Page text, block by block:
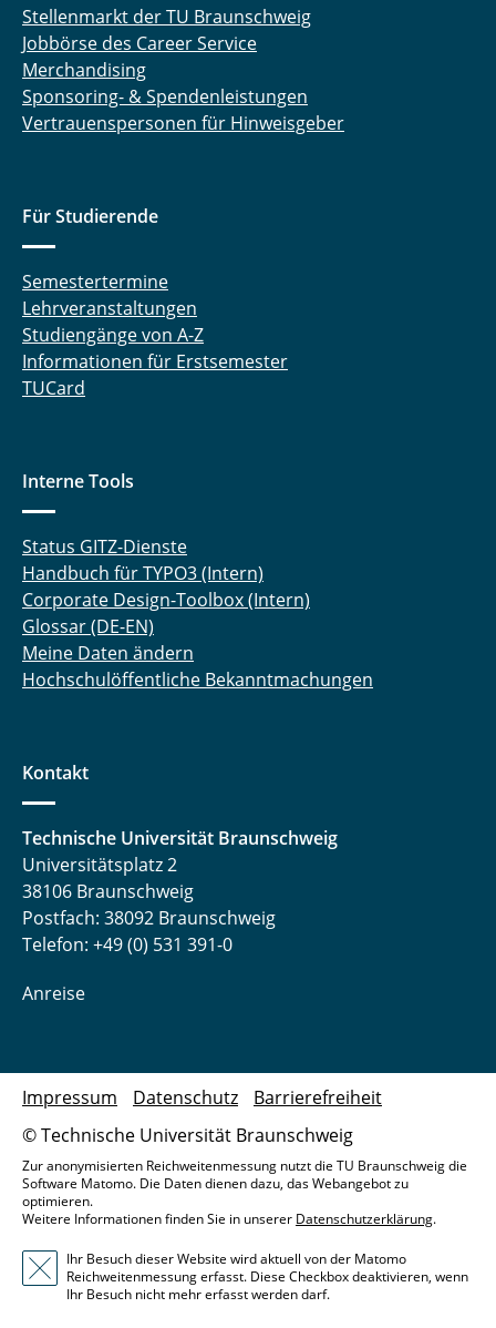
Stellenmarkt der TU Braunschweig
Jobbörse des Career Service
Merchandising
Sponsoring- & Spendenleistungen
Vertrauenspersonen für Hinweisgeber
Für Studierende
Semestertermine
Lehrveranstaltungen
Studiengänge von A-Z
Informationen für Erstsemester
TUCard
Interne Tools
Status GITZ-Dienste
Handbuch für TYPO3 (Intern)
Corporate Design-Toolbox (Intern)
Glossar (DE-EN)
Meine Daten ändern
Hochschulöffentliche Bekanntmachungen
Kontakt
Technische Universität Braunschweig
Universitätsplatz 2
38106 Braunschweig
Postfach: 38092 Braunschweig
Telefon: +49 (0) 531 391-0
Anreise
© Technische Universität Braunschweig
Impressum Datenschutz Barrierefreiheit
Zur anonymisierten Reichweitenmessung nutzt die TU Braunschweig die
Software Matomo. Die Daten dienen dazu, das Webangebot zu
optimieren.
Weitere Informationen finden Sie in unserer Datenschutzerklärung.
Ihr Besuch dieser Website wird aktuell von der Matomo
Reichweitenmessung erfasst. Diese Checkbox deaktivieren, wenn
Ihr Besuch nicht mehr erfasst werden darf.